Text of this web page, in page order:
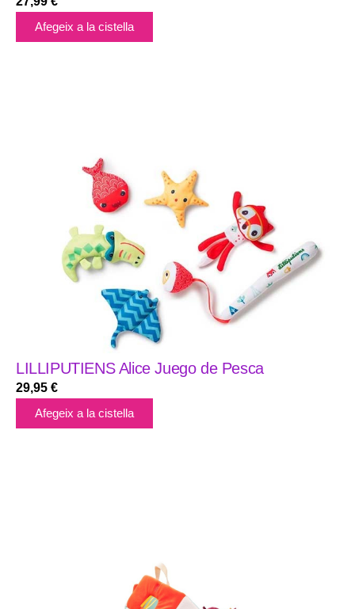
Afegeix a la cistella
LILLIPUTIENS Alice Juego de Pesca
29,95 €
Afegeix a la cistella